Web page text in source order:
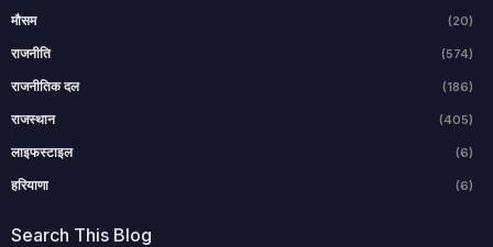
मौसम (20)
राजनीति (574)
राजनीतिक दल (186)
राजस्थान (405)
लाइफस्टाइल (6)
हरियाणा (6)
Search This Blog